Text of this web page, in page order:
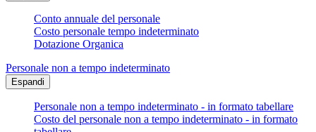
Conto annuale del personale
Costo personale tempo indeterminato
Dotazione Organica
Personale non a tempo indeterminato
Espandi
Personale non a tempo indeterminato - in formato tabellare
Costo del personale non a tempo indeterminato - in formato